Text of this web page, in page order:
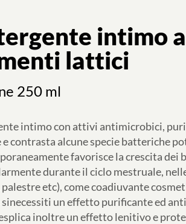
intimo
lattici
250 ml
intimo con attivi antimicrobici,
e contrasta alcune specie batteriche
favorisce la crescita dei
durante il ciclo mestruale,
palestre etc), come coadiuvante
un effetto purificante ed
inoltre un effetto lenitivo e